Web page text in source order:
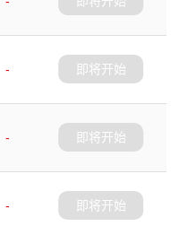
-
即将开始
-
即将开始
-
即将开始